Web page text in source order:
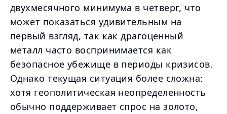
двухмесячного минимума в четверг, что
может показаться удивительным на
первый взгляд, так как драгоценный
металл часто воспринимается как
безопасное убежище в периоды кризисов.
Однако текущая ситуация более сложна:
хотя геополитическая неопределенность
обычно поддерживает спрос на золото,